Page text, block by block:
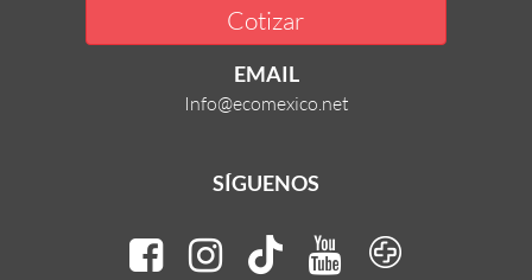
Cotizar
EMAIL
Info@ecomexico.net
SÍGUENOS